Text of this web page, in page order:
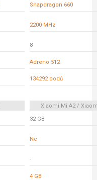
Snapdragon 660
2200 MHz
8
Adreno 512
134292 bodů
Xiaomi Mi A2 /
32 GB
Ne
-
4 GB